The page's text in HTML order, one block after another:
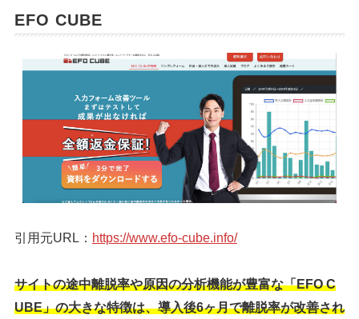
EFO CUBE
引用元URL： https://www.efo-cube.info/
サイトの途中離脱率や原因の分析機能が豊富な「EFO C
UBE」の大きな特徴は、導入後6ヶ月で離脱率が改善され